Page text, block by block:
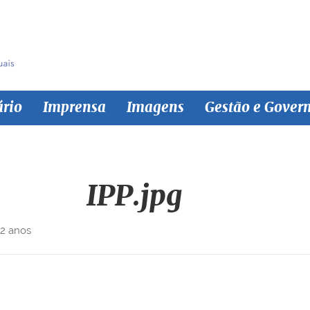
Imprensa Imagens Gestão e
IPP.jpg
anos